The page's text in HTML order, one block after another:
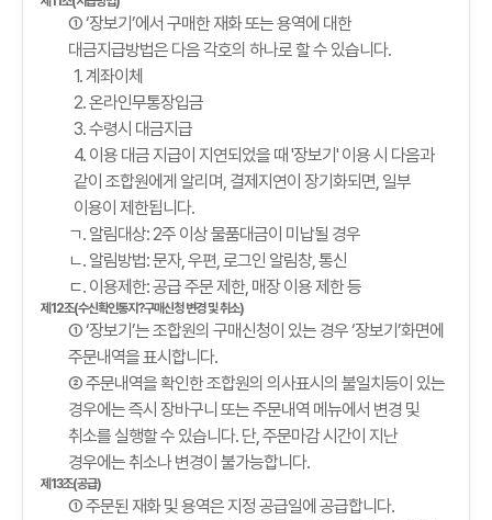
① ‘장보기’에서 구매한 재화 또는 용역에 대한
대금지급방법은 다음 각호의 하나로 할 수 있습니다.
1. 계좌이체
2. 온라인무통장입금
3. 수령시 대금지급
4. 이용 대금 지급이 지연되었을 때 '장보기' 이용 시 다음과
같이 조합원에게 알리며, 결제지연이 장기화되면, 일부
이용이 제한됩니다.
ㄱ. 알림대상: 2주 이상 물품대금이 미납될 경우
ㄴ. 알림방법: 문자, 우편, 로그인 알림창, 통신
ㄷ. 이용제한: 공급 주문 제한, 매장 이용 제한 등
제12조(수신확인통지?구매신청 변경 및 취소)
① ‘장보기’는 조합원의 구매신청이 있는 경우 ‘장보기’화면에
주문내역을 표시합니다.
② 주문내역을 확인한 조합원의 의사표시의 불일치등이 있는
경우에는 즉시 장바구니 또는 주문내역 메뉴에서 변경 및
취소를 실행할 수 있습니다. 단, 주문마감 시간이 지난
경우에는 취소나 변경이 불가능합니다.
제13조(공급)
① 주문된 재화 및 용역은 지정 공급일에 공급합니다.